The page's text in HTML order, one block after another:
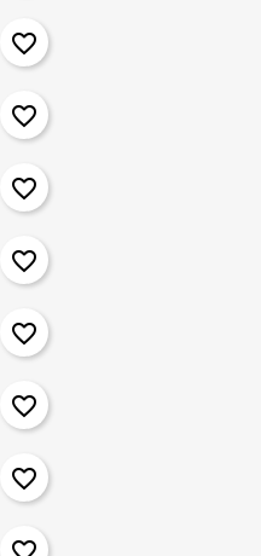
favorite_border
favorite_border
favorite_border
favorite_border
favorite_border
favorite_border
favorite_border